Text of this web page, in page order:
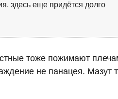
здесь еще придётся долго
тоже пожимают
не панацея. Мазут